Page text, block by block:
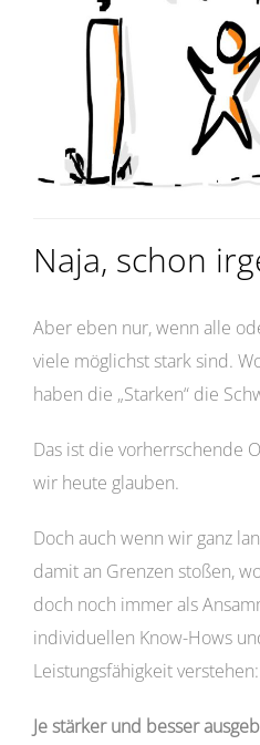
Naja, schon
Aber eben nur, wenn alle
viele möglichst stark sind.
haben die „Starken“ die
Das ist die vorherrschende
wir heute glauben.
Doch auch wenn wir ganz
damit an Grenzen stoßen,
doch noch immer als
individuellen Know-Hows
Leistungsfähigkeit verstehen:
Je stärker und besser